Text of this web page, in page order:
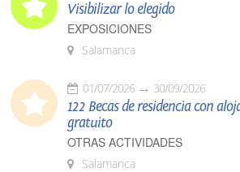
Visibilizar lo elegido
EXPOSICIONES
Salamanca
01/07/2026 30/09/2026
122 Becas de residencia con
gratuito
OTRAS ACTIVIDADES
Salamanca